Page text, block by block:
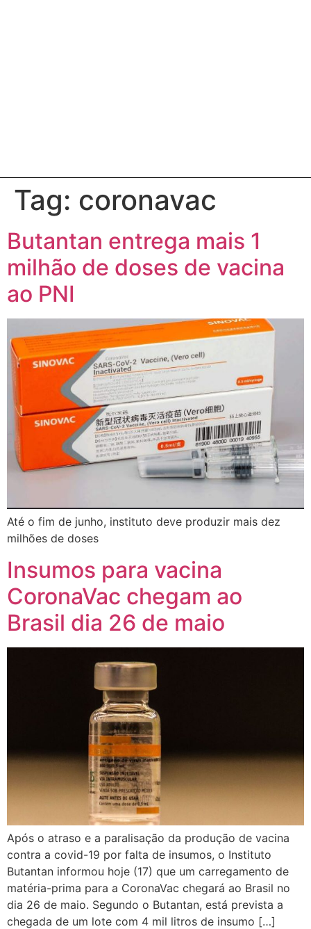
Tag: coronavac
Butantan entrega mais 1
milhão de doses de vacina
ao PNI
Até o fim de junho, instituto deve produzir mais dez
milhões de doses
Insumos para vacina
CoronaVac chegam ao
Brasil dia 26 de maio
Após o atraso e a paralisação da produção de vacina
contra a covid-19 por falta de insumos, o Instituto
Butantan informou hoje (17) que um carregamento de
matéria-prima para a CoronaVac chegará ao Brasil no
dia 26 de maio. Segundo o Butantan, está prevista a
chegada de um lote com 4 mil litros de insumo […]